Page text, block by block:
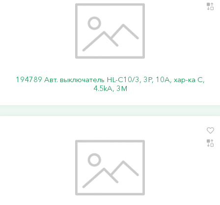
194789 Авт. выключатель HL-C10/3, 3P, 10A, хар-ка C,
4.5kA, 3M